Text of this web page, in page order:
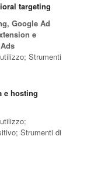
targeting
Google Ad
e
Strumenti
e hosting
Strumenti di